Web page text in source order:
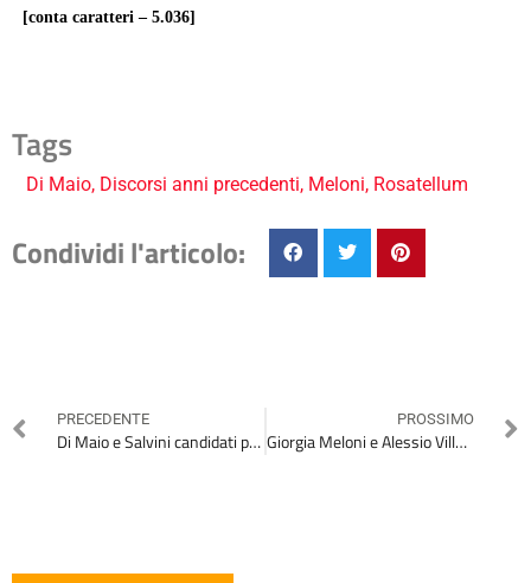
[conta caratteri – 5.036]
Tags
Di Maio, Discorsi anni precedenti, Meloni, Rosatellum
Condividi l'articolo:
PRECEDENTE
Di Maio e Salvini candidati premier nel 2017
PROSSIMO
Giorgia Meloni e Alessio Villarosa sul decreto Imu-Bankitalia del 2014